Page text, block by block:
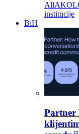
AllAKOL
institucije
BiH
Partner